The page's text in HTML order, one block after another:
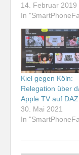
14. Februar 2019
In
Kiel gegen Köln:
Relegation über
Apple TV auf
30. Mai 2021
In